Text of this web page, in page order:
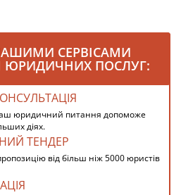
СЕРВІСАМИ
ПОСЛУГ:
юридичний питання допоможе
діях.
ТЕНДЕР
від більш ніж 5000 юристів